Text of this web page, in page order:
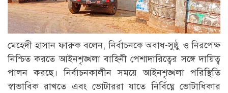
মেহেদী হাসান ফারুক বলেন, নির্বাচনকে অবাধ-সুষ্ঠু ও নিরপেক্ষ
নিশ্চিত করতে আইনশৃঙ্খলা বাহিনী পেশাদারিত্বের সঙ্গে দায়িত্ব
পালন করছে। নির্বাচনকালীন সময়ে আইনশৃঙ্খলা পরিস্থিতি
স্বাভাবিক রাখতে এবং ভোটাররা যাতে নির্বিঘ্নে ভোটাধিকার